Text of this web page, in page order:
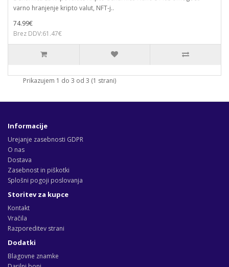
varno hranjenje kripto valut, NFT-j..
74.99€
Brez DDV:61.47€
Prikazujem 1 do 3 od 3 (1 strani)
Informacije
Urejanje zasebnosti GDPR
O nas
Dostava
Zasebnost in piškotki
Splošni pogoji poslovanja
Storitev za kupce
Kontakt
Vračila
Razporeditev strani
Dodatki
Blagovne znamke